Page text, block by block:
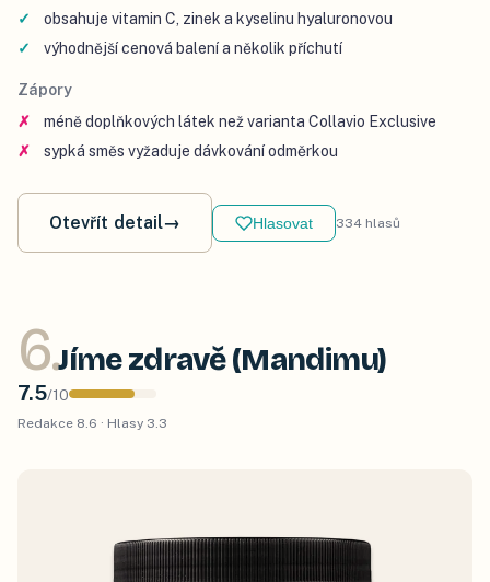
obsahuje vitamin C, zinek a kyselinu hyaluronovou
výhodnější cenová balení a několik příchutí
Zápory
méně doplňkových látek než varianta Collavio Exclusive
sypká směs vyžaduje dávkování odměrkou
Otevřít detail→ Hlasovat 334 hlasů
6.Jíme zdravě (Mandimu)
7.5/10
Redakce 8.6 · Hlasy 3.3